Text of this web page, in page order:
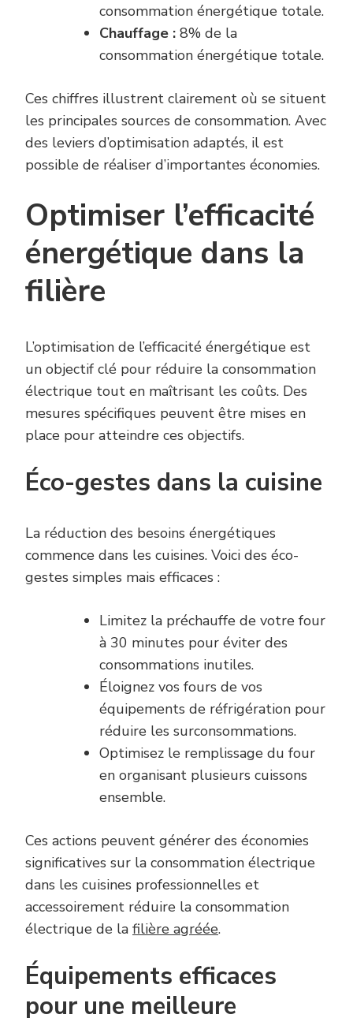
consommation énergétique totale.
Chauffage : 8% de la
consommation énergétique totale.
Ces chiffres illustrent clairement où se situent
les principales sources de consommation. Avec
des leviers d’optimisation adaptés, il est
possible de réaliser d’importantes économies.
Optimiser l’efficacité
énergétique dans la
filière
L’optimisation de l’efficacité énergétique est
un objectif clé pour réduire la consommation
électrique tout en maîtrisant les coûts. Des
mesures spécifiques peuvent être mises en
place pour atteindre ces objectifs.
Éco-gestes dans la cuisine
La réduction des besoins énergétiques
commence dans les cuisines. Voici des éco-
gestes simples mais efficaces :
Limitez la préchauffe de votre four
à 30 minutes pour éviter des
consommations inutiles.
Éloignez vos fours de vos
équipements de réfrigération pour
réduire les surconsommations.
Optimisez le remplissage du four
en organisant plusieurs cuissons
ensemble.
Ces actions peuvent générer des économies
significatives sur la consommation électrique
dans les cuisines professionnelles et
accessoirement réduire la consommation
électrique de la filière agréée.
Équipements efficaces
pour une meilleure